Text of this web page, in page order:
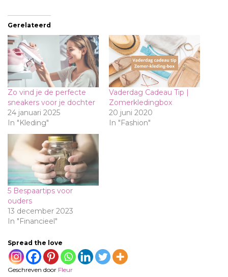
Gerelateerd
Zo vind je de perfecte
sneakers voor je dochter
24 januari 2025
In "Kleding"
Vaderdag Cadeau Tip |
Zomerkledingbox
20 juni 2020
In "Fashion"
5 Bespaartips voor
ouders
13 december 2023
In "Financieel"
Spread the love
Geschreven door Fleur